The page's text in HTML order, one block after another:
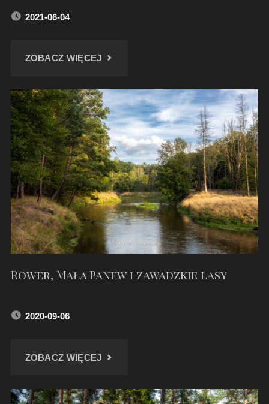
2021-06-04
ZOBACZ WIĘCEJ"ALEJA
W
KOZŁOWIE"
Rower, Mała Panew i zawadzkie lasy
2020-09-06
ZOBACZ WIĘCEJ"ROWER,